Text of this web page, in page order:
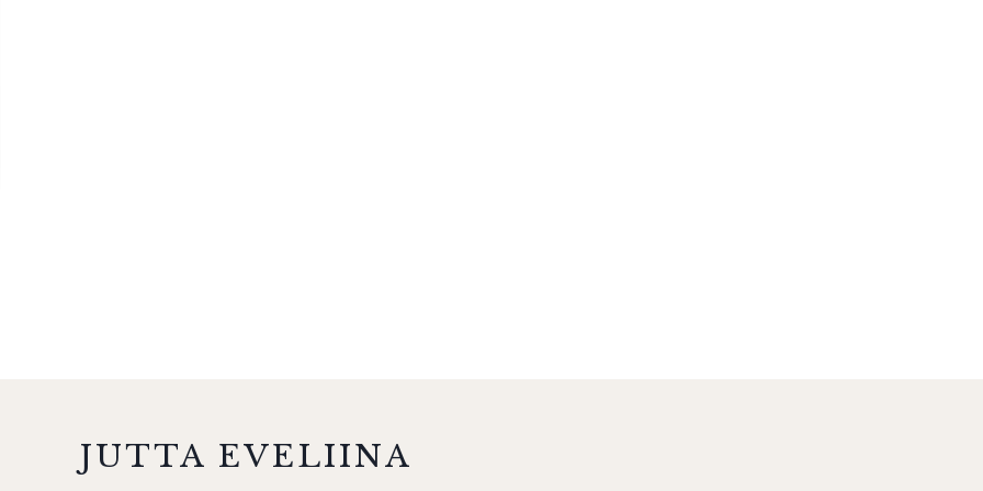
JUTTA EVELIINA